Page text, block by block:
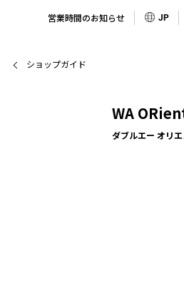
営業時間のお知らせ JP
ショップガイド
WA
ダブルエー オリ